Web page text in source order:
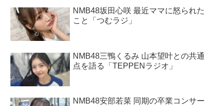
NMB48坂田心咲 最近ママに怒られた
こと「つむラジ」
NMB48三鴨くるみ 山本望叶との共通
点を語る「TEPPENラジオ」
NMB48安部若菜 同期の卒業コンサー